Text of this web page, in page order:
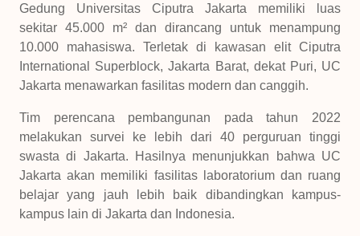
Gedung Universitas Ciputra Jakarta memiliki luas
sekitar 45.000 m² dan dirancang untuk menampung
10.000 mahasiswa. Terletak di kawasan elit Ciputra
International Superblock, Jakarta Barat, dekat Puri, UC
Jakarta menawarkan fasilitas modern dan canggih.
Tim perencana pembangunan pada tahun 2022
melakukan survei ke lebih dari 40 perguruan tinggi
swasta di Jakarta. Hasilnya menunjukkan bahwa UC
Jakarta akan memiliki fasilitas laboratorium dan ruang
belajar yang jauh lebih baik dibandingkan kampus-
kampus lain di Jakarta dan Indonesia.